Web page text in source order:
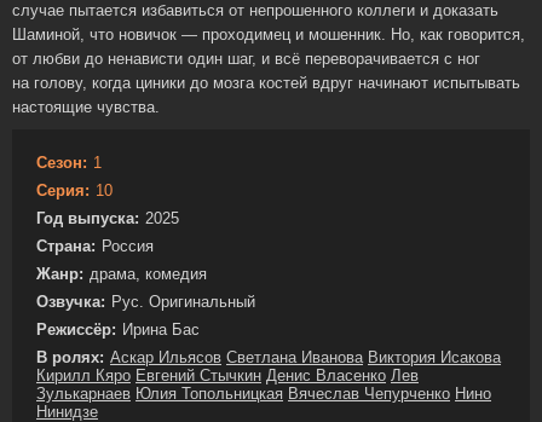
случае пытается избавиться от непрошенного коллеги и доказать
Шаминой, что новичок ― проходимец и мошенник. Но, как говорится,
от любви до ненависти один шаг, и всё переворачивается с ног
на голову, когда циники до мозга костей вдруг начинают испытывать
настоящие чувства.
Сезон: 1
Серия: 10
Год выпуска: 2025
Страна: Россия
Жанр: драма, комедия
Озвучка: Рус. Оригинальный
Режиссёр: Ирина Бас
В ролях: Аскар Ильясов Светлана Иванова Виктория Исакова
Кирилл Кяро Евгений Стычкин Денис Власенко Лев
Зулькарнаев Юлия Топольницкая Вячеслав Чепурченко Нино
Нинидзе